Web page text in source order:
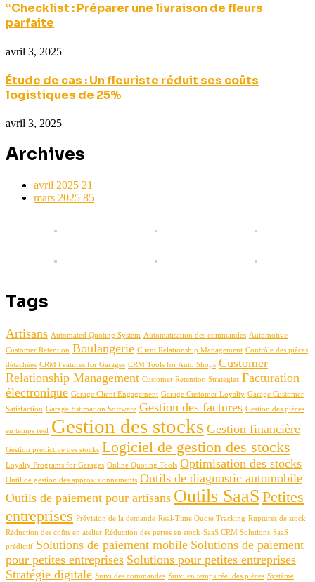
“Checklist : Préparer une livraison de fleurs
parfaite
avril 3, 2025
Étude de cas : Un fleuriste réduit ses coûts
logistiques de 25%
avril 3, 2025
Archives
avril 2025 21
mars 2025 85
Tags
Artisans Automated Quoting System Automatisation des commandes Automotive
Customer Retention Boulangerie Client Relationship Management Contrôle des pièces
détachées CRM Features for Garages CRM Tools for Auto Shops Customer
Relationship Management Customer Retention Strategies Facturation
électronique Garage Client Engagement Garage Customer Loyalty Garage Customer
Satisfaction Garage Estimation Software Gestion des factures Gestion des pièces
en temps réel Gestion des stocks Gestion financière
Gestion prédictive des stocks Logiciel de gestion des stocks
Loyalty Programs for Garages Online Quoting Tools Optimisation des stocks
Outil de gestion des approvisionnements Outils de diagnostic automobile
Outils de paiement pour artisans Outils SaaS Petites
entreprises Prévision de la demande Real-Time Quote Tracking Ruptures de stock
Réduction des coûts en atelier Réduction des pertes en stock SaaS CRM Solutions SaaS
prédictif Solutions de paiement mobile Solutions de paiement
pour petites entreprises Solutions pour petites entreprises
Stratégie digitale Suivi des commandes Suivi en temps réel des pièces Système